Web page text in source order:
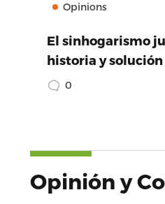
Opinions
El sinhogarismo
historia y solución
0
Opinión y